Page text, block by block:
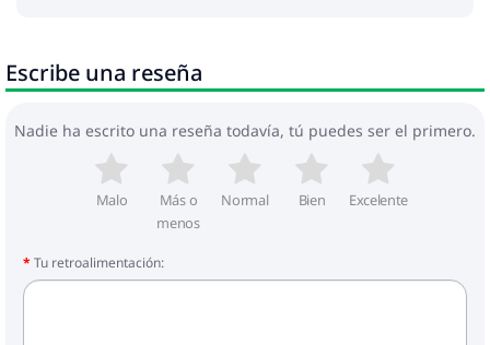
Escribe una reseña
Nadie ha escrito una reseña todavía, tú puedes ser el primero.
Malo
Más o
menos
Normal Bien Excelente
Tu retroalimentación: